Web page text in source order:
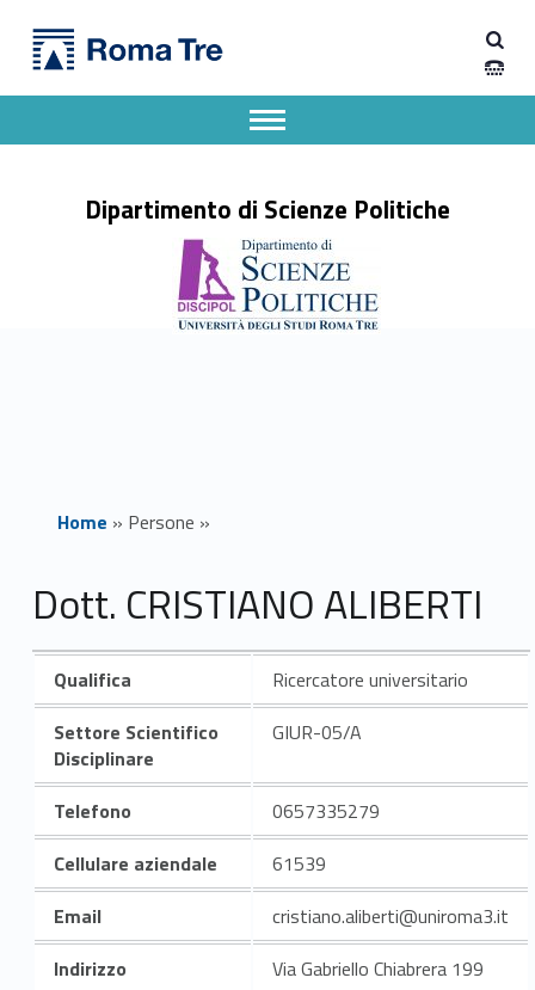
Dott. CRISTIANO ALIBERTI ricerca - Dipartimento di Scienze Politiche
Dipartimento di Scienze Politiche
Apri il menu secondario
Header info sidebar
Home » Persone »
Dott. CRISTIANO ALIBERTI
Qualifica
Ricercatore universitario
Settore Scientifico
Disciplinare
GIUR-05/A
Telefono
0657335279
Cellulare aziendale
61539
Email
cristiano.aliberti@uniroma3.it
Indirizzo
Via Gabriello Chiabrera 199